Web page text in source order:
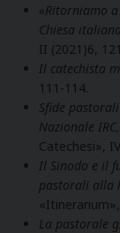
«Ritorniamo a
Chiesa
II (2021)6,
Il catechista
111-114.
Sfide
Nazionale
Catechesi»,
Il Sinodo e il
pastorali alla
La pastorale